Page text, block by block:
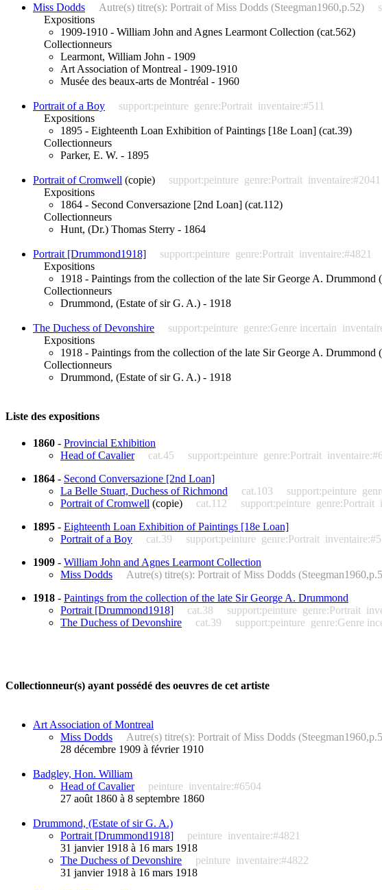
Miss Dodds Autre(s) titre(s): Portrait of Miss Dodds (Steegman1960,p.52)
Expositions
1909-1910 - William John and Agnes Learmont Collection (cat.562)
Collectionneurs
Learmont, William John - 1909
Art Association of Montreal - 1909-1910
Musée des beaux-arts de Montréal - 1960
Portrait of a Boy support:peinture genre:Portrait inventaire:#511
Expositions
1895 - Eighteenth Loan Exhibition of Paintings [18e Loan] (cat.39)
Collectionneurs
Parker, E. W. - 1895
Portrait of Cromwell (copie) support:peinture genre:Portrait inventaire:#2041
Expositions
1864 - Second Conversazione [2nd Loan] (cat.112)
Collectionneurs
Hunt, (Dr.) Thomas Sterry - 1864
Portrait [Drummond1918] support:peinture genre:Portrait inventaire:#4821
Expositions
1918 - Paintings from the collection of the late Sir George A. Drummond
Collectionneurs
Drummond, (Estate of sir G. A.) - 1918
The Duchess of Devonshire support:peinture genre:Genre incertain
Expositions
1918 - Paintings from the collection of the late Sir George A. Drummond
Collectionneurs
Drummond, (Estate of sir G. A.) - 1918
Liste des expositions
1860 - Provincial Exhibition
Head of Cavalier
cat.45 support:peinture genre:Portrait
1864 - Second Conversazione [2nd Loan]
La Belle Stuart, Duchess of Richmond
cat.103 support:peinture
Portrait of Cromwell (copie) cat.112 support:peinture genre:Portrait
1895 - Eighteenth Loan Exhibition of Paintings [18e Loan]
Portrait of a Boy
cat.39 support:peinture genre:Portrait
1909 - William John and Agnes Learmont Collection
Miss Dodds
Autre(s) titre(s): Portrait of Miss Dodds
1918 - Paintings from the collection of the late Sir George A. Drummond
Portrait [Drummond1918]
cat.38 support:peinture genre:Portrait
The Duchess of Devonshire
cat.39 support:peinture genre:Genre
Collectionneur(s) ayant possédé des oeuvres de cet artiste
Art Association of Montreal
Miss Dodds
Autre(s) titre(s): Portrait of Miss Dodds
28 décembre 1909 à février 1910
Badgley, Hon. William
Head of Cavalier
peinture inventaire:#6504
27 août 1860 à 8 septembre 1860
Drummond, (Estate of sir G. A.)
Portrait [Drummond1918]
peinture inventaire:#4821
31 janvier 1918 à 16 mars 1918
The Duchess of Devonshire
peinture inventaire:#4822
31 janvier 1918 à 16 mars 1918